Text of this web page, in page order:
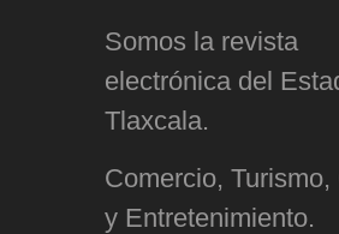
Somos la revista
electrónica del
Tlaxcala.
Comercio, Turismo,
y Entretenimiento.